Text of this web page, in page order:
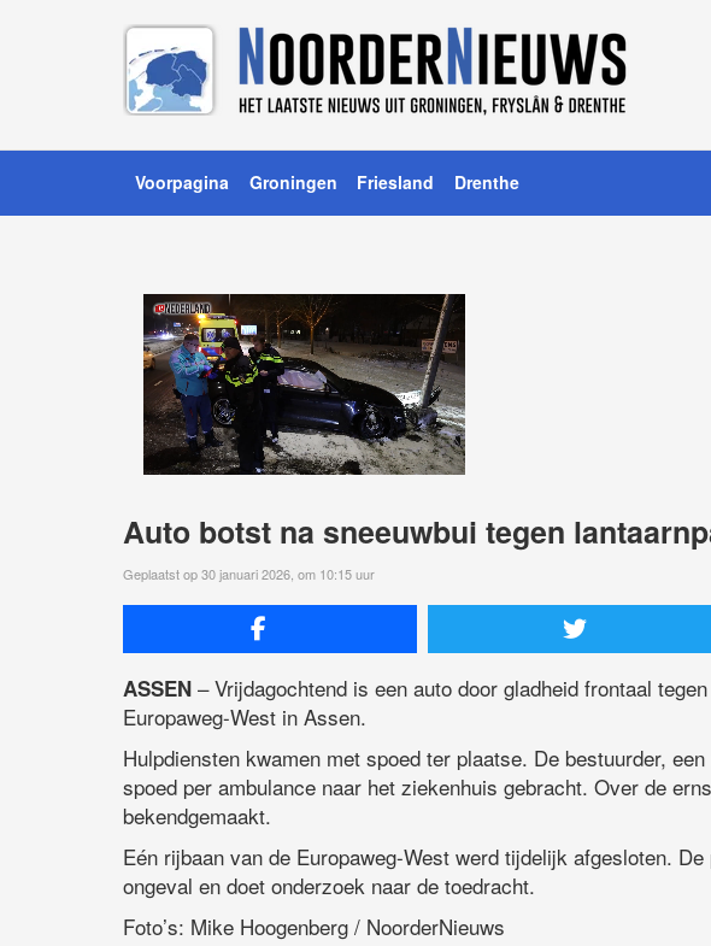
Voorpagina Groningen Friesland Drenthe
Auto botst na sneeuwbui tegen
Geplaatst op 30 januari 2026, om 10:15 uur
ASSEN – Vrijdagochtend is een auto door gladheid frontaal
Europaweg-West in Assen.
Hulpdiensten kwamen met spoed ter plaatse. De bestuurder,
spoed per ambulance naar het ziekenhuis gebracht. Over de
bekendgemaakt.
Eén rijbaan van de Europaweg-West werd tijdelijk afgesloten.
ongeval en doet onderzoek naar de toedracht.
Foto’s: Mike Hoogenberg / NoorderNieuws